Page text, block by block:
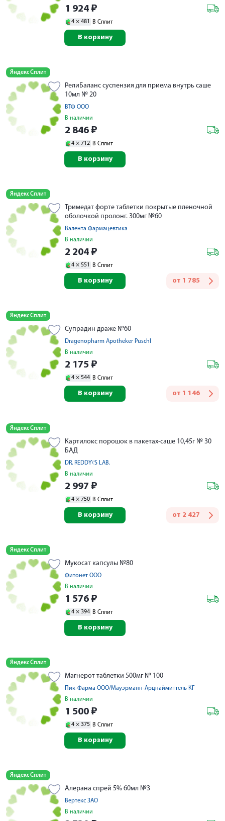
1 924 ₽
4 × 481 В Сплит
В корзину
Яндекс Сплит
РелиБаланс суспензия для приема внутрь саше
10мл № 20
ВТФ ООО
В наличии
2 846 ₽
4 × 712 В Сплит
В корзину
Яндекс Сплит
Тримедат форте таблетки покрытые пленочной
оболочкой пролонг. 300мг №60
Валента Фармацевтика
В наличии
2 204 ₽
4 × 551 В Сплит
от 1 785
В корзину
Яндекс Сплит
Супрадин драже №60
Dragenopharm Apotheker Puschl
В наличии
2 175 ₽
4 × 544 В Сплит
от 1 146
В корзину
Яндекс Сплит
Картилокс порошок в пакетах-саше 10,45г № 30
БАД
DR. REDDY\'S LAB.
В наличии
2 997 ₽
4 × 750 В Сплит
от 2 427
В корзину
Яндекс Сплит
Мукосат капсулы №80
Фитонет ООО
В наличии
1 576 ₽
4 × 394 В Сплит
В корзину
Яндекс Сплит
Магнерот таблетки 500мг № 100
Пик-Фарма ООО/Мауэрманн-Арцнаймиттель КГ
В наличии
1 500 ₽
4 × 375 В Сплит
В корзину
Яндекс Сплит
Алерана спрей 5% 60мл №3
Вертекс ЗАО
В наличии